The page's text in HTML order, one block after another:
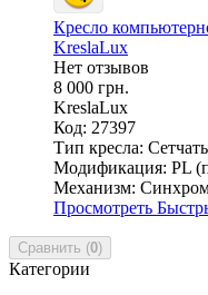
Кресло
KreslaLux
Нет отзывов
8 000 грн.
KreslaLux
Код: 27397
Тип кресла:
Модификация: PL
Механизм:
Просмотреть
Сравнить (0)
Категории